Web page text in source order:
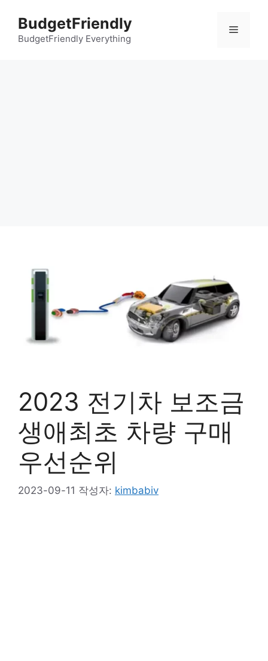
BudgetFriendly
BudgetFriendly Everything
메
2023 전기차 보조금
생애최초 차량 구매
우선순위
2023-09-11 작성자: kimbabiv